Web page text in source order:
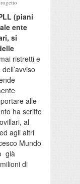
(piani
ente
si
ristretti e
alle
ha scritto
al
agli altri
Mundo
già
di